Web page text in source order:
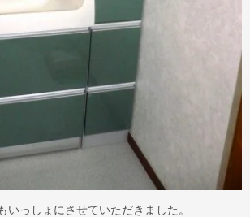
いっしょにさせていただきました。